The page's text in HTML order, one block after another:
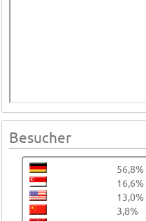
Besucher
56,8%
16,6%
13,0%
3,8%